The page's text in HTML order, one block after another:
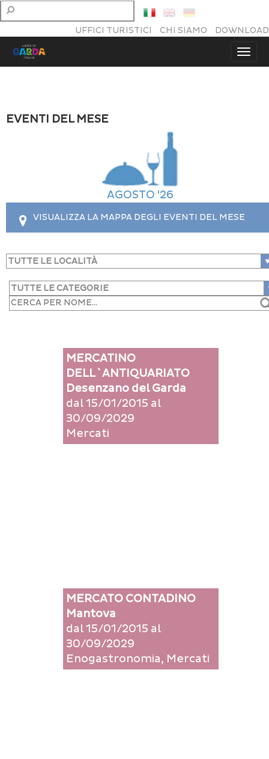
UFFICI TURISTICI CHI SIAMO DOWNLOAD
EVENTI DEL MESE
AGOSTO '26
VISUALIZZA LA MAPPA DEGLI EVENTI DEL MESE
This page can't load Google Maps correctly.
Do you own this website?
MERCATINO
DELL`ANTIQUARIATO
Desenzano del Garda
dal 15/01/2015 al
30/09/2029
Mercati
MERCATO CONTADINO
Mantova
dal 15/01/2015 al
30/09/2029
Enogastronomia, Mercati